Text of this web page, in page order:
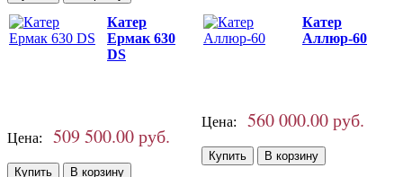
Катер
Ермак 630
DS
Цена: 509 500.00 руб.
Катер
Аллюр-60
Цена: 560 000.00 руб.